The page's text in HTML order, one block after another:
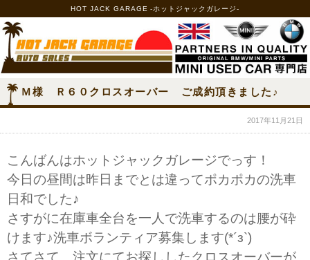
HOT JACK GARAGE -ホットジャックガレージ-
Ｍ様 Ｒ６０クロスオーバー ご成約頂きました♪
2017年11月21日
こんばんはホットジャックガレージでっす！
今日の昼間は昨日までとは違ってポカポカの洗車
日和でした♪
さすがに在庫車全台を一人で洗車するのは腰が砕
けます♪洗車ボランティア募集します(*´з`)
さてさて、注文にてお探ししたクロスオーバーが